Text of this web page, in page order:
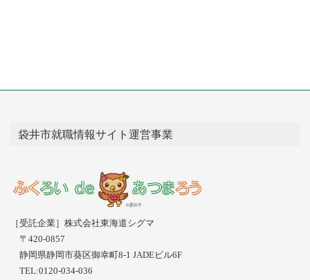
袋井市就職情報サイト運営事業
［受託企業］株式会社東海道シグマ
〒420-0857
静岡県静岡市葵区御幸町8-1 JADEビル6F
TEL:0120-034-036